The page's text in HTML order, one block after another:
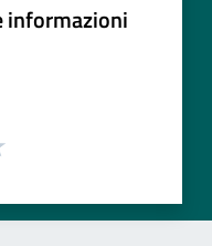
informazioni